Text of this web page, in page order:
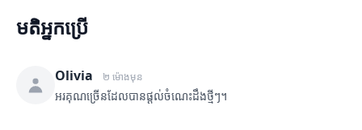
មតិអ្នកប្រើ
Olivia ២ ម៉ោងមុន
អរគុណច្រើនដែលបានផ្តល់ចំណេះដឹងថ្មីៗ។